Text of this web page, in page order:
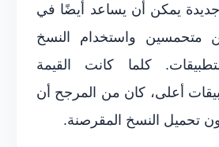
يمكن أن يساعد أيضًا في
متحمسين واستخدام النسخ
كلما كانت القيمة
أعلى، كان من المرجح أن
تحميل النسخ المقرصنة.